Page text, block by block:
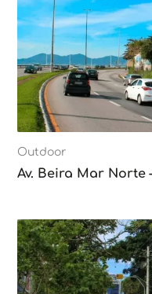
Outdoor
Av. Beira Mar Norte